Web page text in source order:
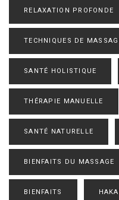
RELAXATION PROFONDE
TECHNIQUES DE
SANTÉ HOLISTIQUE
THÉRAPIE MANUELLE
SANTÉ NATURELLE
BIENFAITS DU MASSAGE
BIENFAITS